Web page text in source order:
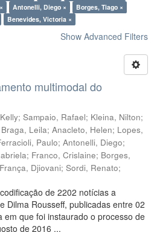
Antonelli, Diego ×
Borges, Tiago ×
Benevides, Victoria ×
Show Advanced Filters
multimodal do
; Sampaio, Rafael; Kleina, Nilton;
Braga, Leila; Anacleto, Helen; Lopes,
Paulo; Antonelli, Diego;
; Franco, Crislaine; Borges,
França, Djiovani; Sordi, Renato;
de 2202 notícias a
Dilma Rousseff, publicadas entre 02
em que foi instaurado o processo de
de 2016 ...